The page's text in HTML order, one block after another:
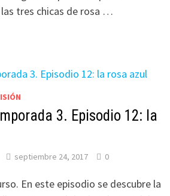
tres chicas de rosa …
3. Episodio 12: la
septiembre 24, 2017 0
En este episodio se descubre la